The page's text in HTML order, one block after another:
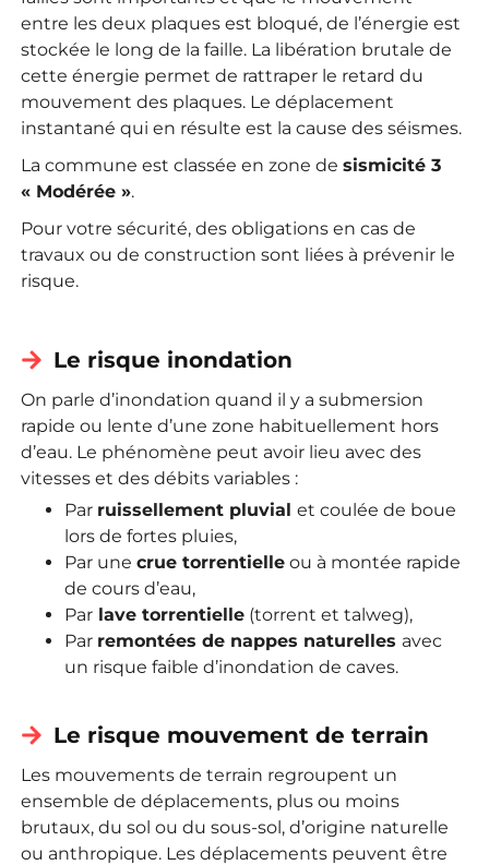
entre les deux plaques est bloqué, de l’énergie est
stockée le long de la faille. La libération brutale de
cette énergie permet de rattraper le retard du
mouvement des plaques. Le déplacement
instantané qui en résulte est la cause des séismes.
La commune est classée en zone de sismicité 3
« Modérée ».
Pour votre sécurité, des obligations en cas de
travaux ou de construction sont liées à prévenir le
risque.
Le risque inondation
On parle d’inondation quand il y a submersion
rapide ou lente d’une zone habituellement hors
d’eau. Le phénomène peut avoir lieu avec des
vitesses et des débits variables :
Par ruissellement pluvial et coulée de boue
lors de fortes pluies,
Par une crue torrentielle ou à montée rapide
de cours d’eau,
Par lave torrentielle (torrent et talweg),
Par remontées de nappes naturelles avec
un risque faible d’inondation de caves.
Le risque mouvement de terrain
Les mouvements de terrain regroupent un
ensemble de déplacements, plus ou moins
brutaux, du sol ou du sous-sol, d’origine naturelle
ou anthropique. Les déplacements peuvent être